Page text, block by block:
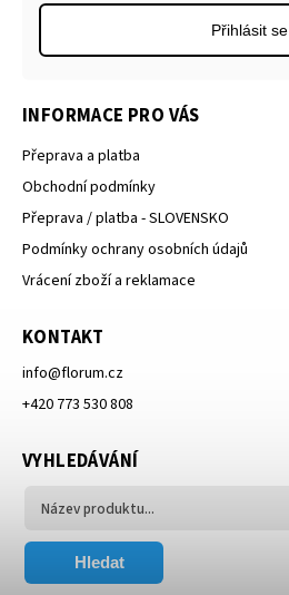
Přihlásit se
INFORMACE PRO VÁS
Přeprava a platba
Obchodní podmínky
Přeprava / platba - SLOVENSKO
Podmínky ochrany osobních údajů
Vrácení zboží a reklamace
KONTAKT
info@florum.cz
+420 773 530 808
VYHLEDÁVÁNÍ
Hledat